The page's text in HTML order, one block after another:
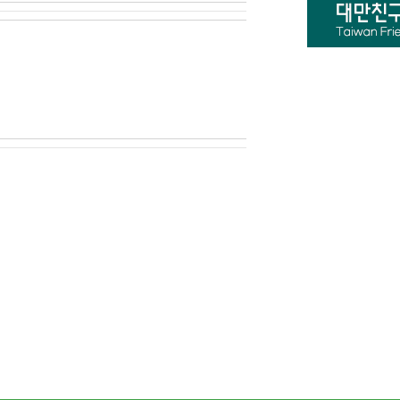
및 광고 게재 , 접속 빈도 파악 또는 회원의 서비
한 기간 동안 회원정보를 보관합니다.